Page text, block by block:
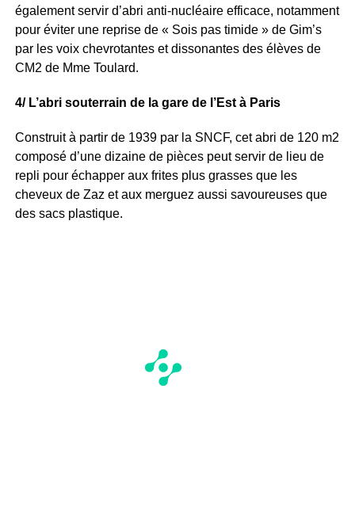
également servir d’abri anti-nucléaire efficace, notamment
pour éviter une reprise de « Sois pas timide » de Gim’s
par les voix chevrotantes et dissonantes des élèves de
CM2 de Mme Toulard.
4/ L’abri souterrain de la gare de l’Est à Paris
Construit à partir de 1939 par la SNCF, cet abri de 120 m2
composé d’une dizaine de pièces peut servir de lieu de
repli pour échapper aux frites plus grasses que les
cheveux de Zaz et aux merguez aussi savoureuses que
des sacs plastique.